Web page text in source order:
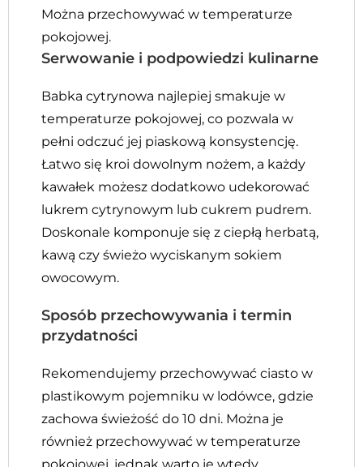
Można przechowywać w temperaturze
pokojowej.
Serwowanie i podpowiedzi kulinarne
Babka cytrynowa najlepiej smakuje w
temperaturze pokojowej, co pozwala w
pełni odczuć jej piaskową konsystencję.
Łatwo się kroi dowolnym nożem, a każdy
kawałek możesz dodatkowo udekorować
lukrem cytrynowym lub cukrem pudrem.
Doskonale komponuje się z ciepłą herbatą,
kawą czy świeżo wyciskanym sokiem
owocowym.
Sposób przechowywania i termin
przydatności
Rekomendujemy przechowywać ciasto w
plastikowym pojemniku w lodówce, gdzie
zachowa świeżość do 10 dni. Można je
również przechowywać w temperaturze